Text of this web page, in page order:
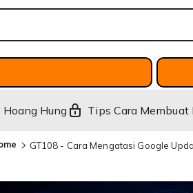
Hung Tips Cara Membuat
GT108 - Cara Mengatasi Google